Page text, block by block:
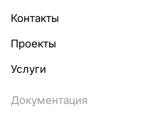
Контакты
Проекты
Услуги
Документация